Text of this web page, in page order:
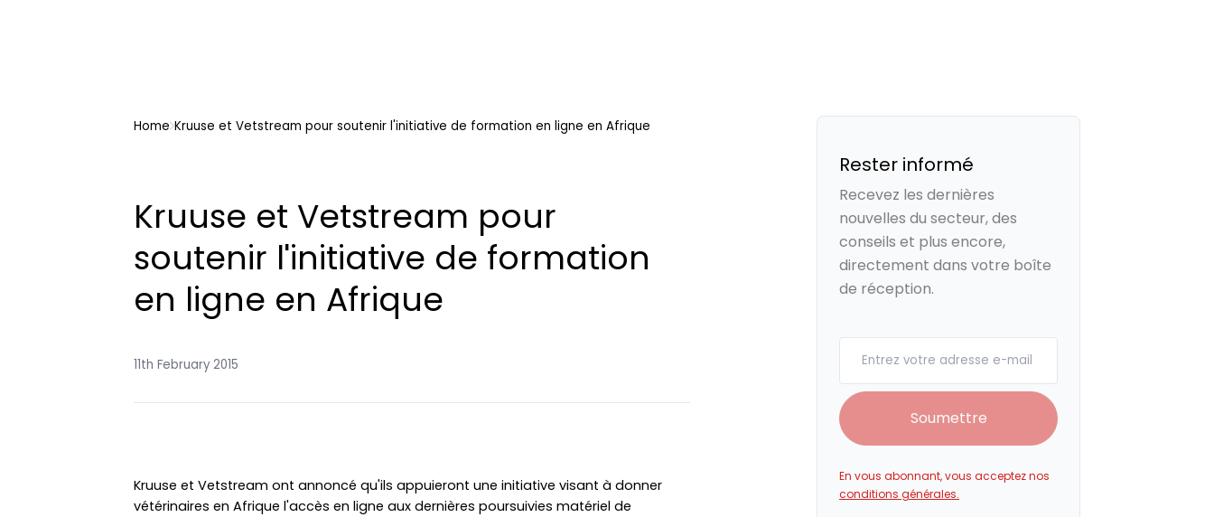
Home Kruuse et Vetstream pour soutenir l'initiative de formation en ligne en Afrique
Kruuse et Vetstream pour
soutenir l'initiative de formation
en ligne en Afrique
11th February 2015
Kruuse et Vetstream ont annoncé qu'ils appuieront une initiative visant à donner
vétérinaires en Afrique l'accès en ligne aux dernières poursuivies matériel de
Rester informé
Recevez les dernières
nouvelles du secteur, des
conseils et plus encore,
directement dans votre boîte
de réception.
Soumettre
En vous abonnant, vous acceptez nos
conditions générales.